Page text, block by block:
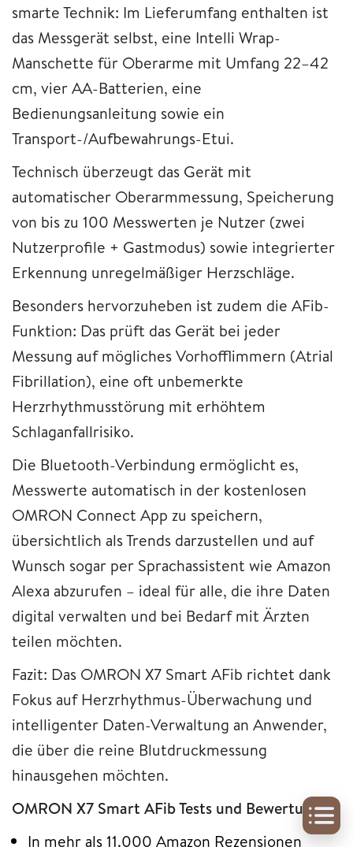
smarte Technik: Im Lieferumfang enthalten ist
das Messgerät selbst, eine Intelli Wrap-
Manschette für Oberarme mit Umfang 22–42
cm, vier AA-Batterien, eine
Bedienungsanleitung sowie ein
Transport-/Aufbewahrungs-Etui.
Technisch überzeugt das Gerät mit
automatischer Oberarmmessung, Speicherung
von bis zu 100 Messwerten je Nutzer (zwei
Nutzerprofile + Gastmodus) sowie integrierter
Erkennung unregelmäßiger Herzschläge.
Besonders hervorzuheben ist zudem die AFib-
Funktion: Das prüft das Gerät bei jeder
Messung auf mögliches Vorhofflimmern (Atrial
Fibrillation), eine oft unbemerkte
Herzrhythmusstörung mit erhöhtem
Schlaganfallrisiko.
Die Bluetooth-Verbindung ermöglicht es,
Messwerte automatisch in der kostenlosen
OMRON Connect App zu speichern,
übersichtlich als Trends darzustellen und auf
Wunsch sogar per Sprachassistent wie Amazon
Alexa abzurufen – ideal für alle, die ihre Daten
digital verwalten und bei Bedarf mit Ärzten
teilen möchten.
Fazit: Das OMRON X7 Smart AFib richtet dank
Fokus auf Herzrhythmus-Überwachung und
intelligenter Daten-Verwaltung an Anwender,
die über die reine Blutdruckmessung
hinausgehen möchten.
OMRON X7 Smart AFib Tests und Bewertungen
In mehr als 11.000 Amazon Rezensionen